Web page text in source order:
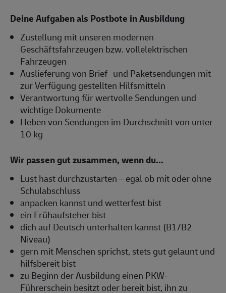
Deine Aufgaben als Postbote in Ausbildung
Zustellung mit unseren modernen
Geschäftsfahrzeugen bzw. vollelektrischen
Fahrzeugen
Auslieferung von Brief- und Paketsendungen mit
zur Verfügung gestellten Hilfsmitteln
Verantwortung für wertvolle Sendungen und
wichtige Dokumente
Heben von Sendungen im Durchschnitt von unter
10 kg
Wir passen gut zusammen, wenn du...
Lust hast durchzustarten – egal ob mit oder ohne
Schulabschluss
anpacken kannst und wetterfest bist
ein Frühaufsteher bist
dich auf Deutsch unterhalten kannst (B1/B2
Niveau)
gern mit Menschen sprichst, stets gut gelaunt und
hilfsbereit bist
zu Beginn der Ausbildung einen PKW-
Führerschein besitzt oder bereit bist, ihn zu